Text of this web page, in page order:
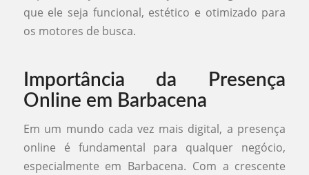
que ele seja funcional, estético e otimizado para
os motores de busca.
Importância da Presença
Online em Barbacena
Em um mundo cada vez mais digital, a presença
online é fundamental para qualquer negócio,
especialmente em Barbacena. Com a crescente